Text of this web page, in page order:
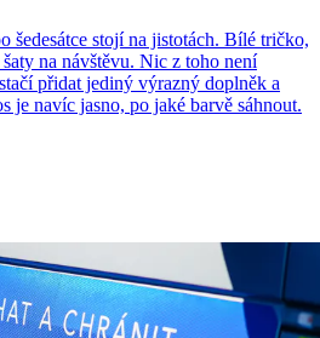
šedesátce stojí na jistotách. Bílé tričko,
na návštěvu. Nic z toho není
přidat jediný výrazný doplněk a
je navíc jasno, po jaké barvě sáhnout.